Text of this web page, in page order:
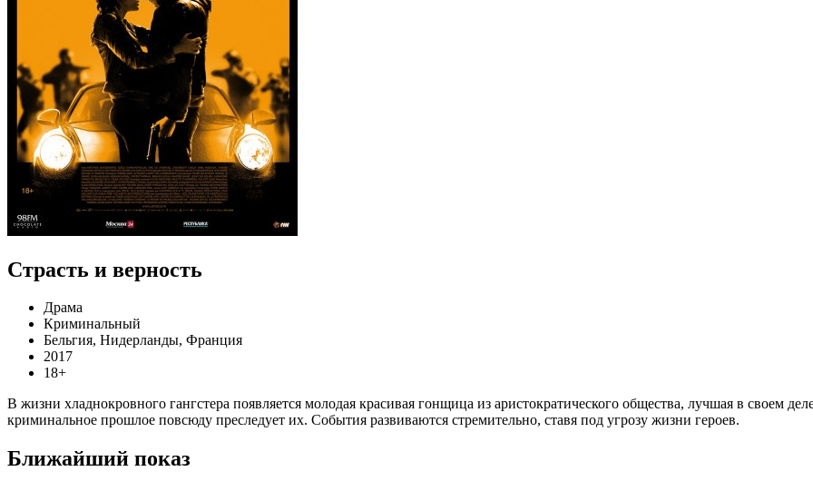
Страсть и верность
Драма
Криминальный
Бельгия, Нидерланды, Франция
2017
18+
В жизни хладнокровного гангстера появляется молодая красивая гонщица из аристократического общества, лучшая в своем
криминальное прошлое повсюду преследует их. События развиваются стремительно, ставя под угрозу жизни героев.
Ближайший показ